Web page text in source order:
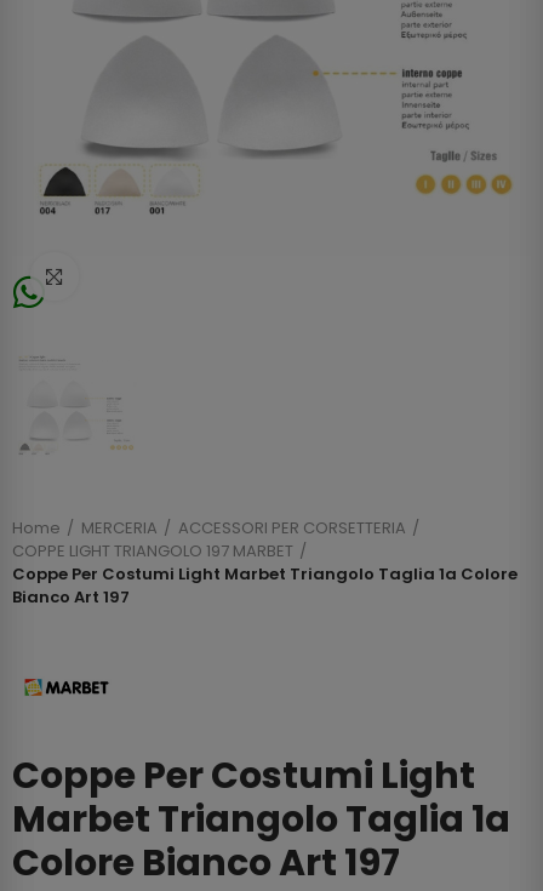
Home MERCERIA
ACCESSORI PER CORSETTERIA
COPPE LIGHT TRIANGOLO 197 MARBET
Coppe Per Costumi Light Marbet Triangolo Taglia 1a Colore
Bianco Art 197
Coppe Per Costumi Light
Marbet Triangolo Taglia 1a
Colore Bianco Art 197